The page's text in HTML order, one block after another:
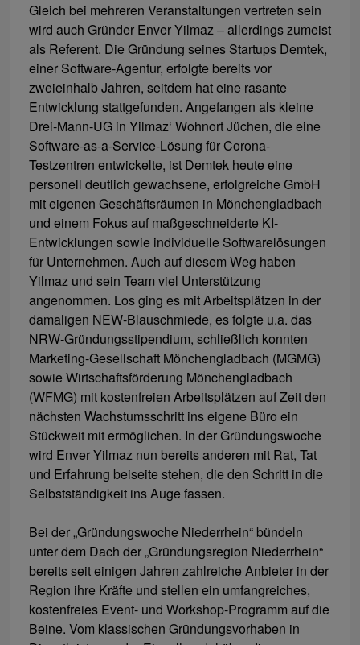
Gleich bei mehreren Veranstaltungen vertreten sein
wird auch Gründer Enver Yilmaz – allerdings zumeist
als Referent. Die Gründung seines Startups Demtek,
einer Software-Agentur, erfolgte bereits vor
zweieinhalb Jahren, seitdem hat eine rasante
Entwicklung stattgefunden. Angefangen als kleine
Drei-Mann-UG in Yilmaz‘ Wohnort Jüchen, die eine
Software-as-a-Service-Lösung für Corona-
Testzentren entwickelte, ist Demtek heute eine
personell deutlich gewachsene, erfolgreiche GmbH
mit eigenen Geschäftsräumen in Mönchengladbach
und einem Fokus auf maßgeschneiderte KI-
Entwicklungen sowie individuelle Softwarelösungen
für Unternehmen. Auch auf diesem Weg haben
Yilmaz und sein Team viel Unterstützung
angenommen. Los ging es mit Arbeitsplätzen in der
damaligen NEW-Blauschmiede, es folgte u.a. das
NRW-Gründungsstipendium, schließlich konnten
Marketing-Gesellschaft Mönchengladbach (MGMG)
sowie Wirtschaftsförderung Mönchengladbach
(WFMG) mit kostenfreien Arbeitsplätzen auf Zeit den
nächsten Wachstumsschritt ins eigene Büro ein
Stückweit mit ermöglichen. In der Gründungswoche
wird Enver Yilmaz nun bereits anderen mit Rat, Tat
und Erfahrung beiseite stehen, die den Schritt in die
Selbstständigkeit ins Auge fassen.
Bei der „Gründungswoche Niederrhein“ bündeln
unter dem Dach der „Gründungsregion Niederrhein“
bereits seit einigen Jahren zahlreiche Anbieter in der
Region ihre Kräfte und stellen ein umfangreiches,
kostenfreies Event- und Workshop-Programm auf die
Beine. Vom klassischen Gründungsvorhaben in